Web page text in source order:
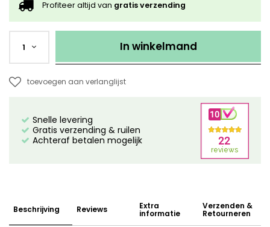
Profiteer altijd van gratis verzending
1 In winkelmand
toevoegen aan verlanglijst
Snelle levering
Gratis verzending & ruilen
Achteraf betalen mogelijk
Beschrijving Reviews Extra
informatie
Verzenden &
Retourneren